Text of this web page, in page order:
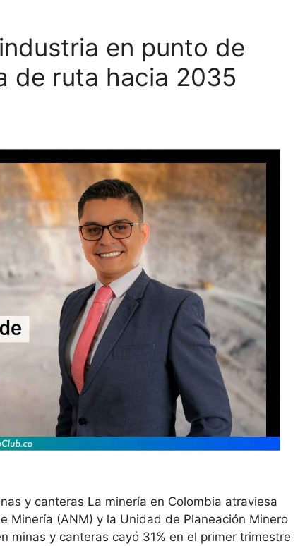
en punto de
de ruta hacia 2035
y canteras La minería en Colombia atraviesa
Minería (ANM) y la Unidad de Planeación Minero
minas y canteras cayó 31% en el primer trimestre